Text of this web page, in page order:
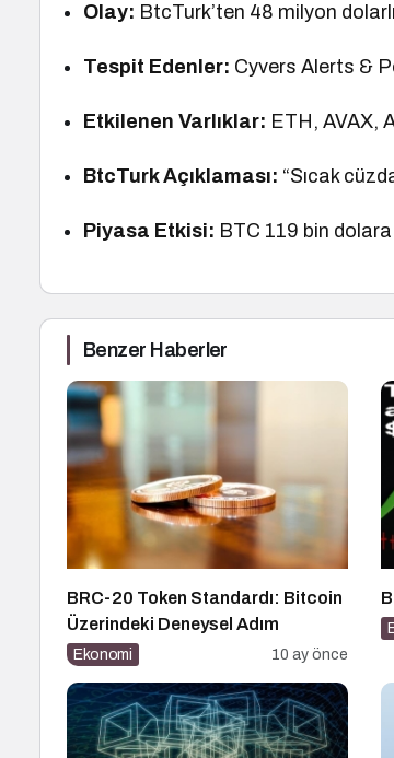
Olay: BtcTurk’ten 48 milyon
Tespit Edenler: Cyvers Alerts &
Etkilenen Varlıklar: ETH, AVAX,
BtcTurk Açıklaması: “Sıcak
Piyasa Etkisi: BTC 119 bin
Benzer Haberler
BRC-20 Token Standardı: Bitcoin
Üzerindeki Deneysel Adım
Ekonomi 10 ay önce